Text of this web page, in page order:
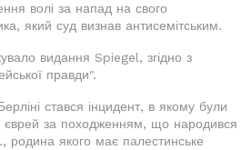
волі за напад на свого
який суд визнав антисемітським.
видання Spiegel, згідно з
правди".
стався інцидент, в якому були
єврей за походженням, що народився
родина якого має палестинське